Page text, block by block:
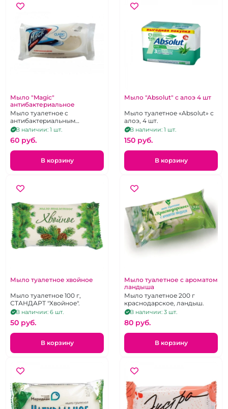
Мыло "Magic"
антибактериальное
Мыло туалетное с
антибактериальным
эффектом 90 г "Magic Drive".
В наличии: 1 шт.
60 pуб.
В корзину
Мыло "Absolut" с алоэ 4 шт
Мыло туалетное «Absolut» с
алоэ, 4 шт.
В наличии: 1 шт.
150 pуб.
В корзину
Мыло туалетное хвойное
Мыло туалетное 100 г,
СТАНДАРТ "Хвойное".
В наличии: 6 шт.
50 pуб.
В корзину
Мыло туалетное с ароматом
ландыша
Мыло туалетное 200 г
краснодарское, ландыш.
В наличии: 3 шт.
80 pуб.
В корзину